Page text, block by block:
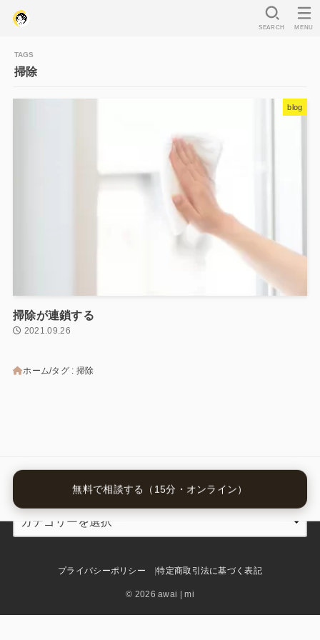
SEARCH MENU
掃除
blog
掃除が連鎖する
2021.09.26
ホーム タグ : 掃除
無料で相談する（15分・オンライン）
プライバシーポリシー 特定商取引法に基づく表記
© 2026 awai | mi